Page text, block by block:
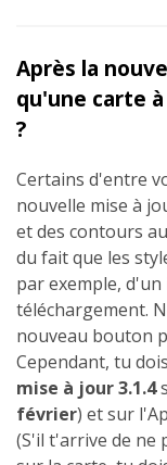
Après la
qu'une carte
?
Certains d'entre
nouvelle mise à
et des contours
du fait que les
par exemple,
téléchargement.
nouveau bouton
Cependant, tu
mise à jour 3.1.4
février) et sur
(S'il t'arrive de ne